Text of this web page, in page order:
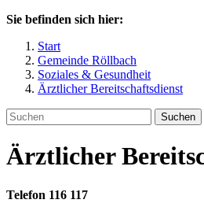
Sie befinden sich hier:
Start
Gemeinde Röllbach
Soziales & Gesundheit
Ärztlicher Bereitschaftsdienst
Suchen
Ärztlicher
Telefon 116 117